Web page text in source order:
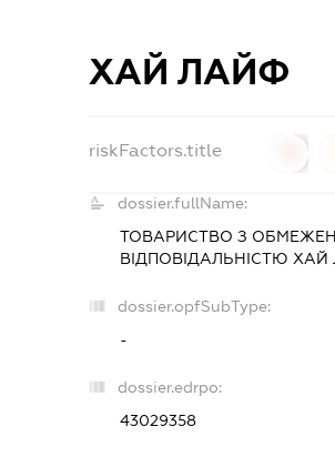
ХАЙ ЛАЙФ
riskFactors.title
dossier.fullName:
ТОВАРИСТВО З
ВІДПОВІДАЛЬНІСТЮ ХАЙ
dossier.opfSubType:
-
dossier.edrpo:
43029358